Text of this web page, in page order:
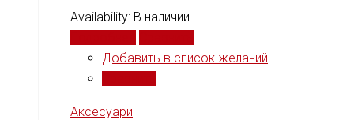
Availability: В наличии
Добавить в список желаний
Аксесуари